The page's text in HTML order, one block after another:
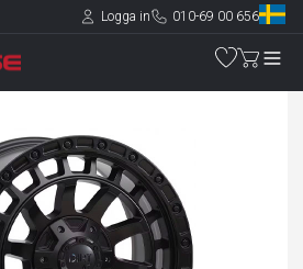
Logga in 010-69 00 656